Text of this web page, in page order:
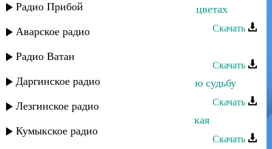
Радио Прибой
Аварское радио
Радио Ватан
Даргинское радио
Лезгинское радио
Кумыкское радио
Машидат Омарасхабова - Пыль на цветах
Скачать
Скачать
Машидат Омарасхабова - Благодарю судьбу
Скачать
Машидат Омарасхабова - Адыгейская
Скачать